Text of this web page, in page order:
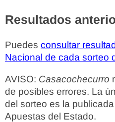
Resultados
Puedes consultar
Nacional de cada sorteo
AVISO: Casacochecurro
de posibles errores. La
del sorteo es la
Apuestas del Estado.